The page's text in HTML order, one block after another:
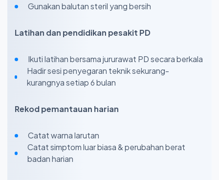
Gunakan balutan steril yang bersih
Latihan dan pendidikan pesakit PD
Ikuti latihan bersama jururawat PD secara berkala
Hadir sesi penyegaran teknik sekurang-
kurangnya setiap 6 bulan
Rekod pemantauan harian
Catat warna larutan
Catat simptom luar biasa & perubahan berat
badan harian